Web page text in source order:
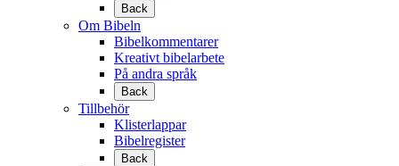
Back
Om Bibeln
Bibelkommentarer
Kreativt bibelarbete
På andra språk
Back
Tillbehör
Klisterlappar
Bibelregister
Back